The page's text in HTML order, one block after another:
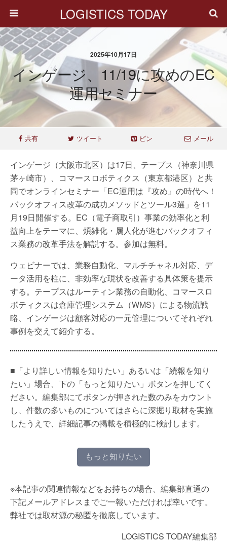
LOGISTICS TODAY
2025年10月17日
インゲージ、11/19に攻めのEC
運用セミナー
共有 ツイート ピン メール
インゲージ（大阪市北区）は17日、テープス（神奈川県
茅ヶ崎市）、コマースロボティクス（東京都港区）と共
同でオンラインセミナー「EC運用は『攻め』の時代へ！
バックオフィス改革の成功メソッドとツール3選」を11
月19日開催する。EC（電子商取引）事業の効率化と利
益向上をテーマに、煩雑化・属人化が進むバックオフィ
ス業務の改革手法を解説する。参加は無料。
ウェビナーでは、業務自動化、マルチチャネル対応、デ
ータ活用を柱に、非効率な現状を改善する具体策を提示
する。テープスはルーティン業務の自動化、コマースロ
ボティクスは倉庫管理システム（WMS）による物流戦
略、インゲージは顧客対応の一元管理についてそれぞれ
事例を交えて紹介する。
■「より詳しい情報を知りたい」あるいは「続報を知り
たい」場合、下の「もっと知りたい」ボタンを押してく
ださい。編集部にてボタンが押された数のみをカウント
し、件数の多いものについてはさらに深掘り取材を実施
したうえで、詳細記事の掲載を積極的に検討します。
もっと知りたい
※本記事の関連情報などをお持ちの場合、編集部直通の
下記メールアドレスまでご一報いただければ幸いです。
弊社では取材源の秘匿を徹底しています。
LOGISTICS TODAY編集部